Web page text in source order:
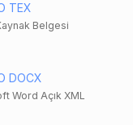
TEX
Belgesi
DOCX
Word Açık XML